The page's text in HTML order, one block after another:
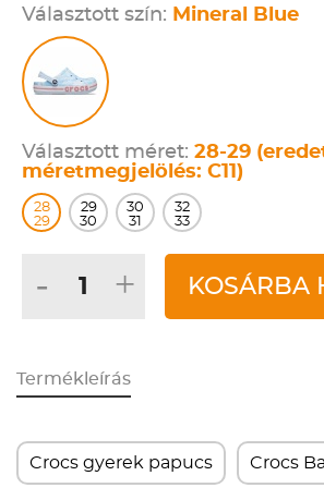
Választott szín: Mineral Blue
Választott méret: 28-29
méretmegjelölés: C11)
28
29
29
30
30
31
32
33
- + KOSÁRBA
Termékleírás
Crocs gyerek papucs Crocs